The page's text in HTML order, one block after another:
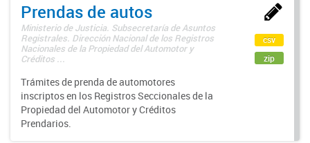
Prendas de autos
Ministerio de Justicia. Subsecretaría de Asuntos
Registrales. Dirección Nacional de los Registros
Nacionales de la Propiedad del Automotor y
Créditos ...
Trámites de prenda de automotores
inscriptos en los Registros Seccionales de la
Propiedad del Automotor y Créditos
Prendarios.
csv
zip